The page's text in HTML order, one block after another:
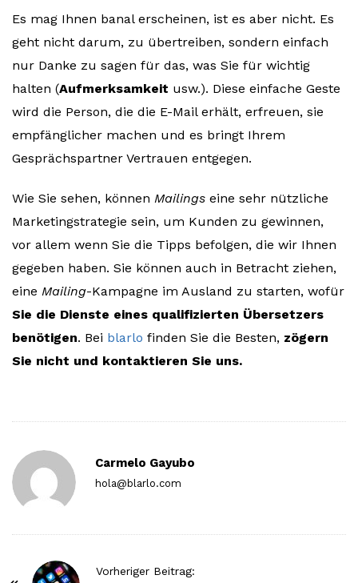
Es mag Ihnen banal erscheinen, ist es aber nicht. Es
geht nicht darum, zu übertreiben, sondern einfach
nur Danke zu sagen für das, was Sie für wichtig
halten (Aufmerksamkeit usw.). Diese einfache Geste
wird die Person, die die E-Mail erhält, erfreuen, sie
empfänglicher machen und es bringt Ihrem
Gesprächspartner Vertrauen entgegen.
Wie Sie sehen, können Mailings eine sehr nützliche
Marketingstrategie sein, um Kunden zu gewinnen,
vor allem wenn Sie die Tipps befolgen, die wir Ihnen
gegeben haben. Sie können auch in Betracht ziehen,
eine Mailing-Kampagne im Ausland zu starten, wofür
Sie die Dienste eines qualifizierten Übersetzers
benötigen. Bei blarlo finden Sie die Besten, zögern
Sie nicht und kontaktieren Sie uns.
Carmelo Gayubo
hola@blarlo.com
Vorheriger Beitrag: